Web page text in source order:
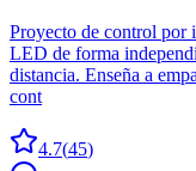
Proyecto de control por
LED de forma
distancia. Enseña a
cont
4.7(45)